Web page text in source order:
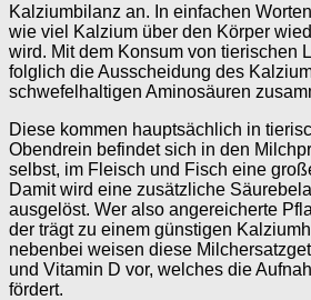
Kalziumbilanz an. In einfachen
wie viel Kalzium über den Körper
wird. Mit dem Konsum von tierischen
folglich die Ausscheidung des
schwefelhaltigen Aminosäuren
Diese kommen hauptsächlich in
Obendrein befindet sich in den
selbst, im Fleisch und Fisch eine
Damit wird eine zusätzliche
ausgelöst. Wer also angereicherte
der trägt zu einem günstigen
nebenbei weisen diese
und Vitamin D vor, welches die
fördert.